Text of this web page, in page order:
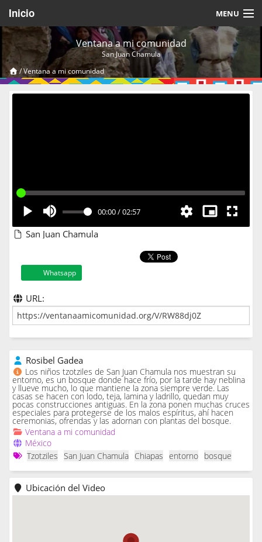
Inicio MENU
Acerca de
Videos Temáticos
Cerrar Sesión
Ventana a mi comunidad
San Juan Chamula
/Ventana a mi comunidad
00:00/02:57
San Juan Chamula
Whatsapp
URL:
Rosibel Gadea
Los niños tzotziles de San Juan Chamula nos muestran su
entorno, es un bosque donde hace frío, por la tarde hay neblina
y llueve mucho, lo que mantiene la zona siempre verde. Las
casas se hacen con lodo, teja, lamina y ladrillo, quedan muy
pocas construcciones antiguas. En la zona ponen muchas cruces
especiales para protegerse de los malos espíritus, ahí hacen
ceremonias, ofrendas y las adornan con plantas del bosque.
Ventana a mi comunidad
México
Tzotziles
San Juan Chamula Chiapas entorno bosque
Ubicación del Video